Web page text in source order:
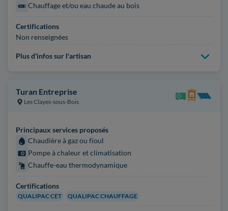
Chauffage et/ou eau chaude au bois
Certifications
Non renseignées
Plus d'infos sur l'artisan
Turan Entreprise
Les Clayes-sous-Bois
Principaux services proposés
Chaudière à gaz ou fioul
Pompe à chaleur et climatisation
Chauffe-eau thermodynamique
Certifications
QUALIPAC CET QUALIPAC CHAUFFAGE